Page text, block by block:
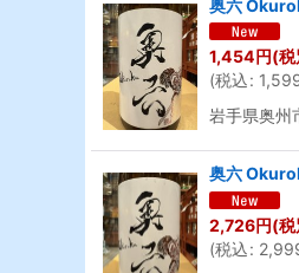
奥六
1,454円(税
(税込:
岩手県奥
奥六
2,726円(税
(税込: